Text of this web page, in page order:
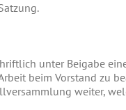
unter Beigabe
beim Vorstand zu
weiter,